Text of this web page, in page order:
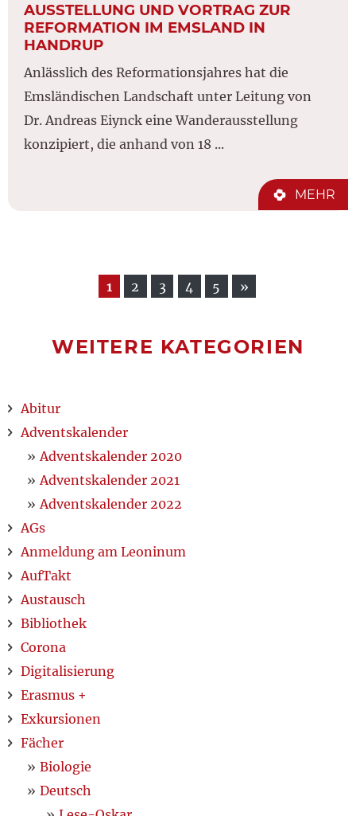
AUSSTELLUNG UND VORTRAG ZUR
REFORMATION IM EMSLAND IN
HANDRUP
Anlässlich des Reformationsjahres hat die
Emsländischen Landschaft unter Leitung von
Dr. Andreas Eiynck eine Wanderausstellung
konzipiert, die anhand von 18 ...
MEHR
1 2 3 4 5 »
WEITERE KATEGORIEN
Abitur
Adventskalender
Adventskalender 2020
Adventskalender 2021
Adventskalender 2022
AGs
Anmeldung am Leoninum
AufTakt
Austausch
Bibliothek
Corona
Digitalisierung
Erasmus +
Exkursionen
Fächer
Biologie
Deutsch